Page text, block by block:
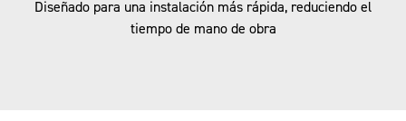
Diseñado para una instalación más rápida, reduciendo el
tiempo de mano de obra